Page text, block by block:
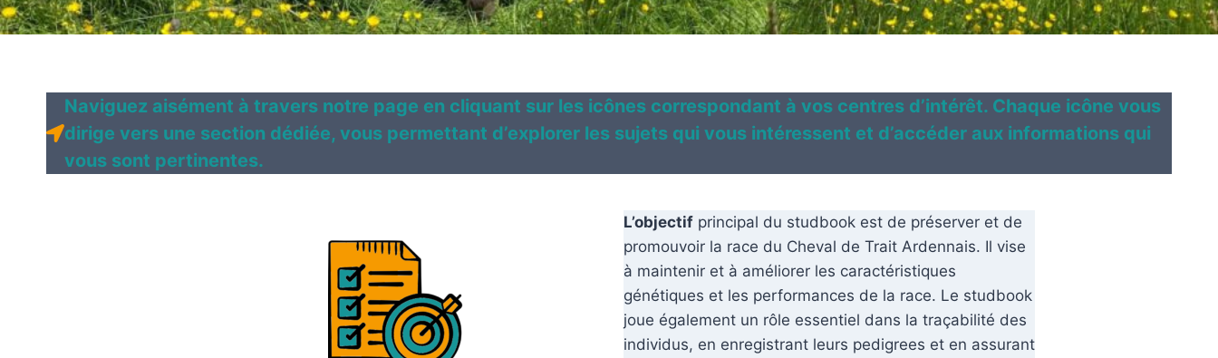
Naviguez aisément à travers notre page en cliquant sur les icônes correspondant à vos centres d’intérêt. Chaque icône vous
dirige vers une section dédiée, vous permettant d’explorer les sujets qui vous intéressent et d’accéder aux informations qui
vous sont pertinentes.
L’objectif principal du studbook est de préserver et de
promouvoir la race du Cheval de Trait Ardennais. Il vise
à maintenir et à améliorer les caractéristiques
génétiques et les performances de la race. Le studbook
joue également un rôle essentiel dans la traçabilité des
individus, en enregistrant leurs pedigrees et en assurant